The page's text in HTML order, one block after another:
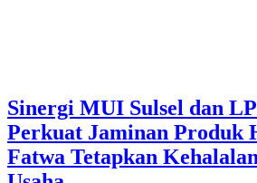
Sinergi MUI Sulsel dan
Perkuat Jaminan Produk
Fatwa Tetapkan